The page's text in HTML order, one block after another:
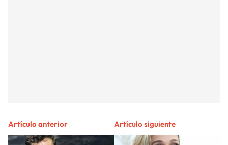
Artículo anterior Artículo siguiente